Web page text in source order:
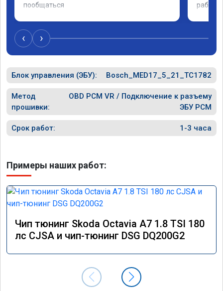
пообщаться
‹ ›
Блок управления (ЭБУ): Bosch_MED17_5_21_TC1782
Метод
прошивки:
OBD PCM VR / Подключение к разъему
ЭБУ PCM
Срок работ: 1-3 часа
Примеры наших работ:
Чип тюнинг Skoda Octavia A7 1.8 TSI 180
лс CJSA и чип-тюнинг DSG DQ200G2